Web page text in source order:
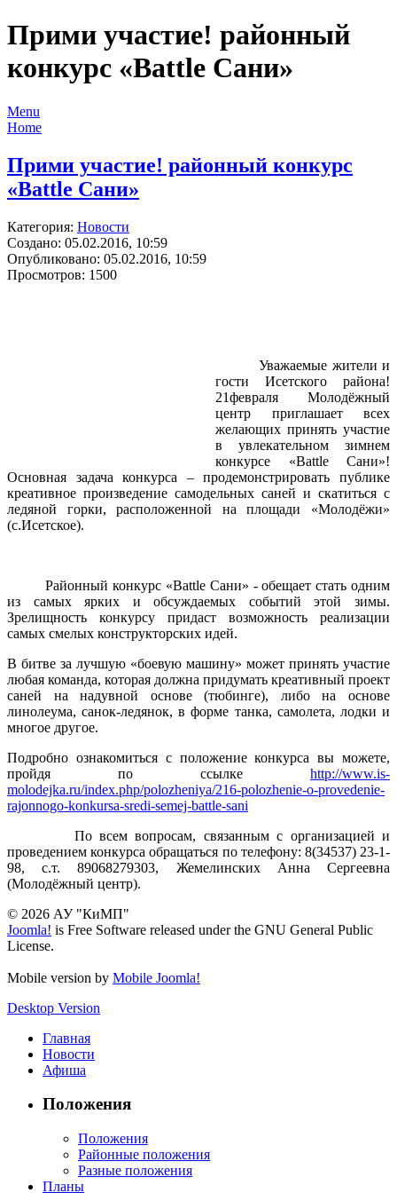
Прими участие! районный
конкурс «Battle Сани»
Menu
Home
Прими участие! районный конкурс
«Battle Сани»
Категория: Новости
Создано: 05.02.2016, 10:59
Опубликовано: 05.02.2016, 10:59
Просмотров: 1500
Уважаемые жители и
гости Исетского района!
21февраля Молодёжный
центр приглашает всех
желающих принять участие
в увлекательном зимнем
конкурсе «Battle Сани»!
Основная задача конкурса – продемонстрировать публике
креативное произведение самодельных саней и скатиться с
ледяной горки, расположенной на площади «Молодёжи»
(с.Исетское).
Районный конкурс «Battle Сани» - обещает стать одним
из самых ярких и обсуждаемых событий этой зимы.
Зрелищность конкурсу придаст возможность реализации
самых смелых конструкторских идей.
В битве за лучшую «боевую машину» может принять участие
любая команда, которая должна придумать креативный проект
саней на надувной основе (тюбинге), либо на основе
линолеума, санок-ледянок, в форме танка, самолета, лодки и
многое другое.
Подробно ознакомиться с положение конкурса вы можете,
пройдя по ссылке http://www.is-
molodejka.ru/index.php/polozheniya/216-polozhenie-o-provedenie-
rajonnogo-konkursa-sredi-semej-battle-sani
По всем вопросам, связанным с организацией и
проведением конкурса обращаться по телефону: 8(34537) 23-1-
98, с.т. 89068279303, Жемелинских Анна Сергеевна
(Молодёжный центр).
© 2026 АУ "КиМП"
Joomla! is Free Software released under the GNU General Public
License.
Mobile version by Mobile Joomla!
Desktop Version
Главная
Новости
Афиша
Положения
Положения
Районные положения
Разные положения
Планы